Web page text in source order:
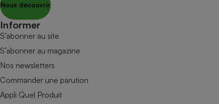
Nous découvrir
Informer
S’abonner au site
S’abonner au magazine
Nos newsletters
Commander une parution
Appli Quel Produit